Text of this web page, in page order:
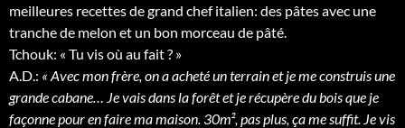
meilleures recettes de grand chef italien: des pâtes avec une
tranche de melon et un bon morceau de pâté.
Tchouk: « Tu vis où au fait ? »
A.D.: « Avec mon frère, on a acheté un terrain et je me construis une
grande cabane… Je vais dans la forêt et je récupère du bois que je
façonne pour en faire ma maison. 30m², pas plus, ça me suffit. Je vis